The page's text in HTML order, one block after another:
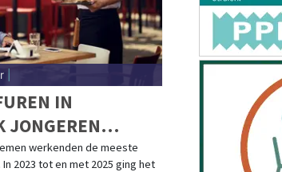
|
IN
JONGEREN
AANTAL
werkenden de meeste
2023 tot en met 2025 ging het